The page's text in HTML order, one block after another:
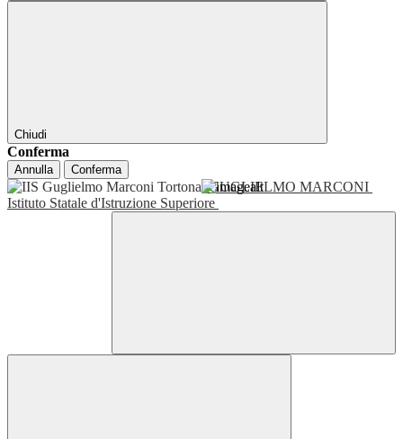
Chiudi
Conferma
Annulla Conferma
GUGLIELMO MARCONI
Istituto Statale d'Istruzione Superiore